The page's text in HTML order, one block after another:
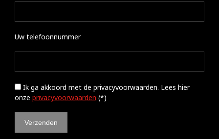
Uw telefoonnummer
Ik ga akkoord met de privacyvoorwaarden. Lees hier
onze privacyvoorwaarden (*)